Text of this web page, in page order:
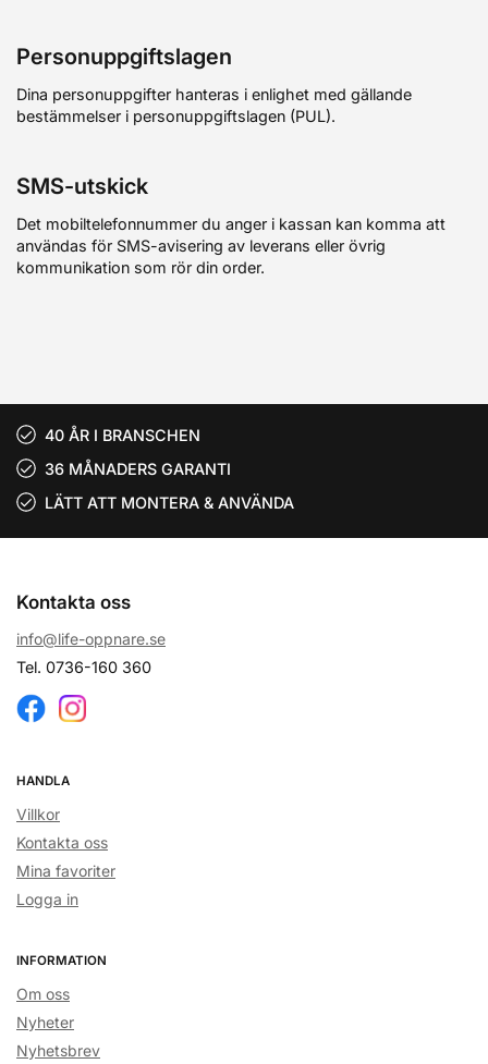
Personuppgiftslagen
Dina personuppgifter hanteras i enlighet med gällande
bestämmelser i personuppgiftslagen (PUL).
SMS-utskick
Det mobiltelefonnummer du anger i kassan kan komma att
användas för SMS-avisering av leverans eller övrig
kommunikation som rör din order.
40 ÅR I BRANSCHEN
36 MÅNADERS GARANTI
LÄTT ATT MONTERA & ANVÄNDA
Kontakta oss
info@life-oppnare.se
Tel. 0736-160 360
HANDLA
Villkor
Kontakta oss
Mina favoriter
Logga in
INFORMATION
Om oss
Nyheter
Nyhetsbrev